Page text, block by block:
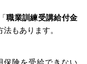
職業訓練受講給付金
法もあります。